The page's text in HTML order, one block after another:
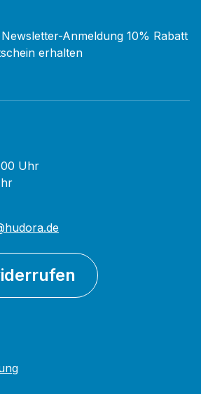
Newsletter-Anmeldung 10% Rabatt
erhalten
Uhr